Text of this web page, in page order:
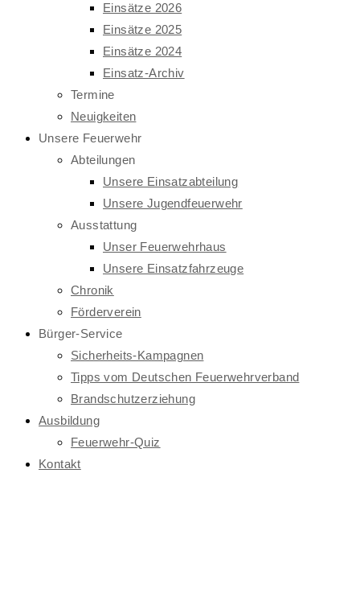
Einsätze 2026
Einsätze 2025
Einsätze 2024
Einsatz-Archiv
Termine
Neuigkeiten
Unsere Feuerwehr
Abteilungen
Unsere Einsatzabteilung
Unsere Jugendfeuerwehr
Ausstattung
Unser Feuerwehrhaus
Unsere Einsatzfahrzeuge
Chronik
Förderverein
Bürger-Service
Sicherheits-Kampagnen
Tipps vom Deutschen Feuerwehrverband
Brandschutzerziehung
Ausbildung
Feuerwehr-Quiz
Kontakt